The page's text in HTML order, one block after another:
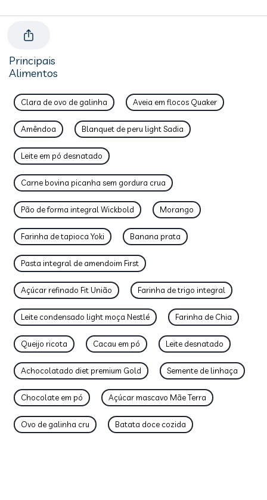
Principais
Alimentos
Clara de ovo de galinha Aveia em flocos Quaker
Amêndoa Blanquet de peru light Sadia
Leite em pó desnatado
Carne bovina picanha sem gordura crua
Pão de forma integral Wickbold Morango
Farinha de tapioca Yoki Banana prata
Pasta integral de amendoim First
Açúcar refinado Fit União Farinha de trigo integral
Leite condensado light moça Nestlé Farinha de Chia
Queijo ricota Cacau em pó Leite desnatado
Achocolatado diet premium Gold Semente de linhaça
Chocolate em pó Açúcar mascavo Mãe Terra
Ovo de galinha cru Batata doce cozida